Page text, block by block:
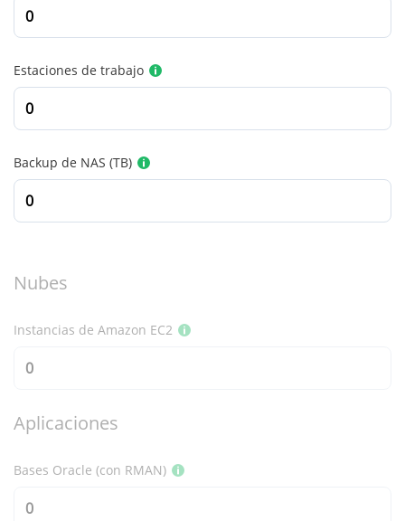
Estaciones de trabajo
Backup de NAS (TB)
Nubes
Instancias de Amazon EC2
Aplicaciones
Bases Oracle (con RMAN)